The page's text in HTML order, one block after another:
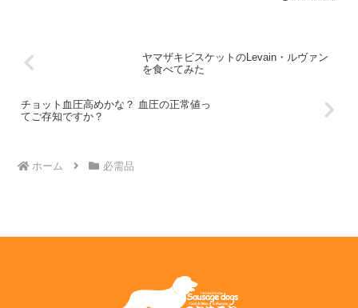
ヤマザキビスケットのLevain・ルヴァン
を食べてみた
チョット血圧高めかな？ 血圧の正常値っ
てご存知ですか？
ホーム 必需品